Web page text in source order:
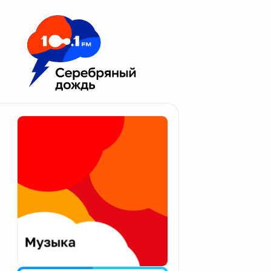
Москва 100.1 FM
Апатиты
Екатеринбург
Калининград
Калуга